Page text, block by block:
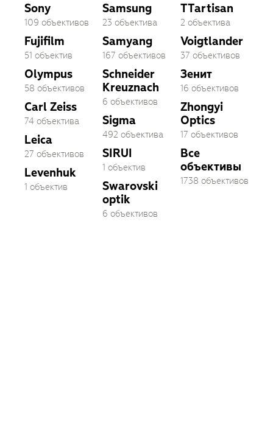
Sony
109 объективов
Fujifilm
51 объектив
Olympus
58 объективов
Carl Zeiss
74 объектива
Leica
27 объективов
Levenhuk
1 объектив
Samsung
23 объектива
Samyang
167 объективов
Schneider
Kreuznach
6 объективов
Sigma
492 объектива
SIRUI
1 объектив
Swarovski
optik
6 объективов
TTartisan
2 объектива
Voigtlander
37 объективов
Зенит
16 объективов
Zhongyi
Optics
17 объективов
Все
объективы
1738 объективов